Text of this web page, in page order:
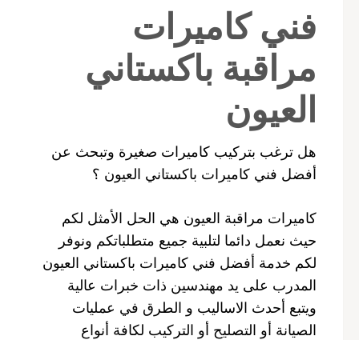
فني كاميرات
مراقبة باكستاني
العيون
هل ترغب بتركيب كاميرات صغيرة وتبحث عن
أفضل فني كاميرات باكستاني العيون ؟
كاميرات مراقبة العيون هي الحل الأمثل لكم
حيث نعمل دائما لتلبية جميع متطلباتكم ونوفر
لكم خدمة أفضل فني كاميرات باكستاني العيون
المدرب على يد مهندسين ذات خبرات عالية
ويتبع أحدث الاساليب و الطرق في عمليات
الصيانة أو التصليح أو التركيب لكافة أنواع